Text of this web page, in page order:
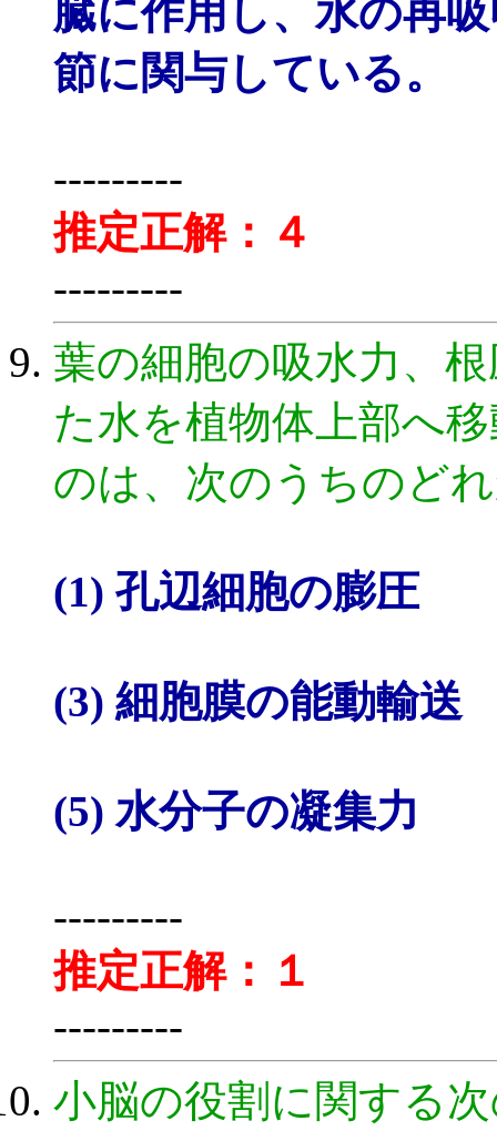
臓に作用し、水の再
節に関与している。
---------
推定正解：４
---------
葉の細胞の吸水力、
た水を植物体上部へ
のは、次のうちのど
(1) 孔辺細胞の
(3) 細胞膜の能動
(5) 水分子の凝集力
---------
推定正解：１
---------
小脳の役割に関する